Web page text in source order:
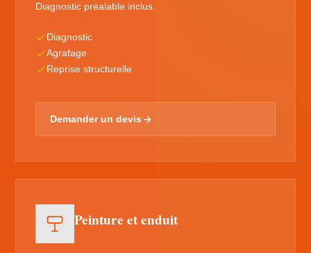
Diagnostic préalable inclus.
Diagnostic
Agrafage
Reprise structurelle
Demander un devis
Peinture et enduit